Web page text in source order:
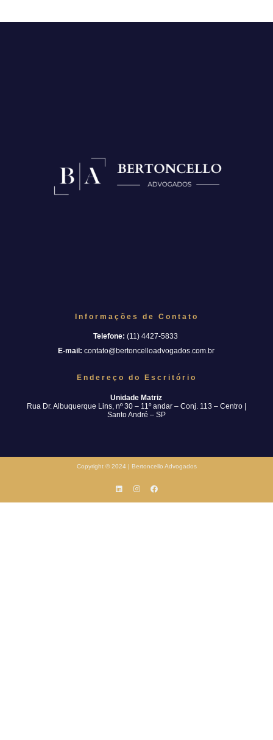
Informações de Contato
Telefone: (11) 4427-5833
E-mail: contato@bertoncelloadvogados.com.br
Endereço do Escritório
Unidade Matriz
Rua Dr. Albuquerque Lins, nº 30 – 11º andar – Conj. 113 – Centro |
Santo André – SP
Copyright © 2024 | Bertoncello Advogados